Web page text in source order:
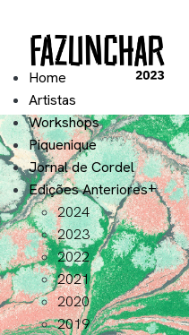
Home
Artistas
Workshops
Piquenique
Jornal de Cordel
Edições Anteriores
2024
2023
2022
2021
2020
2019